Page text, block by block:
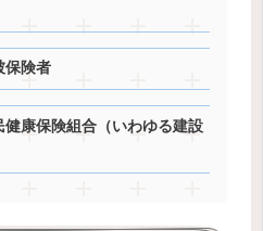
保険者
健康保険組合（いわゆる建設